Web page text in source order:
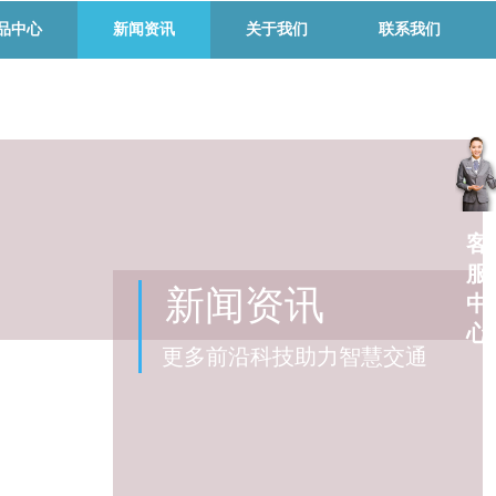
中心 新闻资讯 关于我们 联系我们
新闻资讯
更多前沿科技助力智慧交通
客
服
中
心